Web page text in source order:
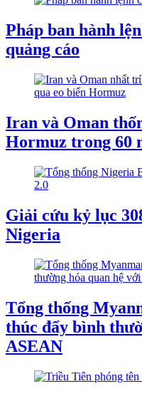
Pháp ban hành
quảng cáo
Iran và Oman
Hormuz trong 60
Giải cứu kỷ lục
Nigeria
Tổng thống
thúc đẩy bình
ASEAN